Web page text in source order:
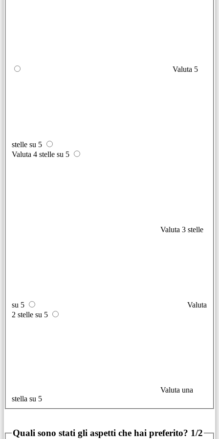
Valuta 5
stelle su 5
Valuta 4 stelle su 5
Valuta 3 stelle
su 5
Valuta
2 stelle su 5
Valuta una
stella su 5
Quali sono stati gli aspetti che hai preferito? 1/2